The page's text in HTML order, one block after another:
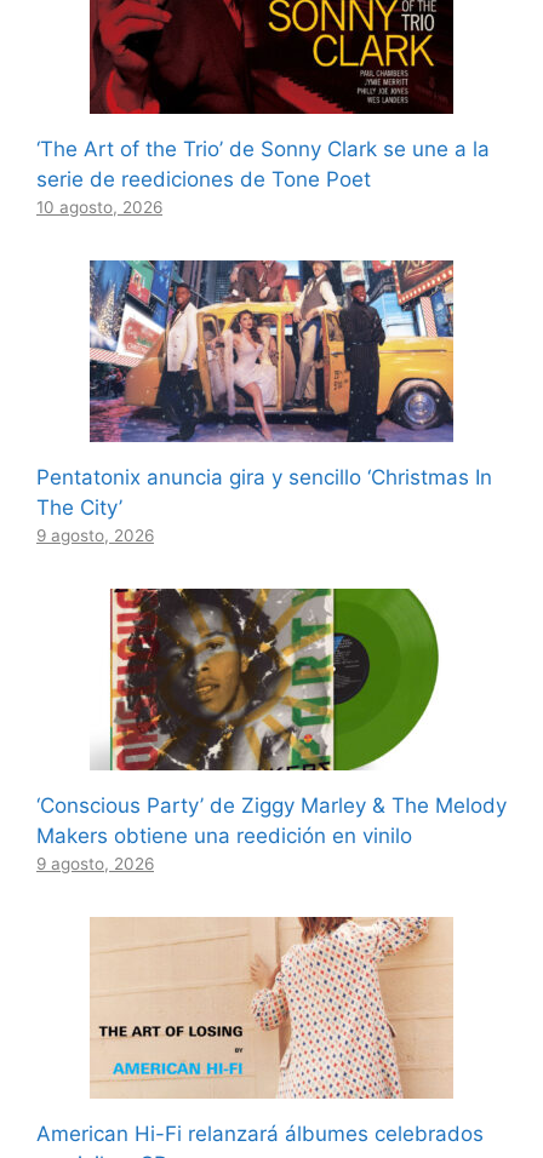
‘The Art of the Trio’ de Sonny Clark se une a la
serie de reediciones de Tone Poet
10 agosto, 2026
Pentatonix anuncia gira y sencillo ‘Christmas In
The City’
9 agosto, 2026
‘Conscious Party’ de Ziggy Marley & The Melody
Makers obtiene una reedición en vinilo
9 agosto, 2026
American Hi-Fi relanzará álbumes celebrados